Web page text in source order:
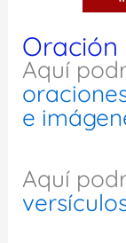
Oración
Aquí
e
Aquí